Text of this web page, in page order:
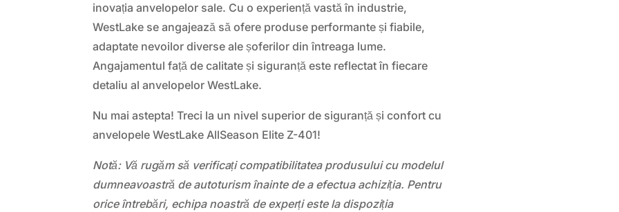
inovația anvelopelor sale. Cu o experiență vastă în industrie,
WestLake se angajează să ofere produse performante și fiabile,
adaptate nevoilor diverse ale șoferilor din întreaga lume.
Angajamentul față de calitate și siguranță este reflectat în fiecare
detaliu al anvelopelor WestLake.
Nu mai astepta! Treci la un nivel superior de siguranță și confort cu
anvelopele WestLake AllSeason Elite Z-401!
Notă: Vă rugăm să verificați compatibilitatea produsului cu modelul
dumneavoastră de autoturism înainte de a efectua achiziția. Pentru
orice întrebări, echipa noastră de experți este la dispoziția